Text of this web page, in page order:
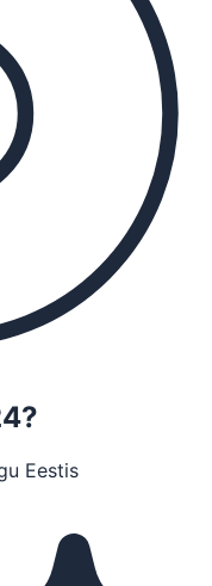
Eestis